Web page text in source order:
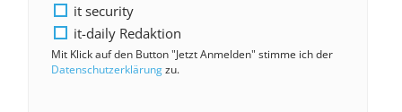
it security
it-daily Redaktion
Mit Klick auf den Button "Jetzt Anmelden" stimme ich der
Datenschutzerklärungzu.